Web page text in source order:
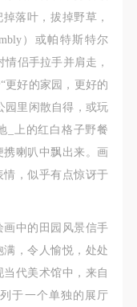
落叶，拔掉野草，
）或帕特斯特尔
情侣手拉手并肩走，
更好的家园，更好的
园里闲散自得，或玩
_上的红白格子野餐
喇叭中飘出来。画
，似乎有点惊讶于
中的田园风景信手
，令人愉悦，处处
代美术馆中，来自
于一个单独的展厅